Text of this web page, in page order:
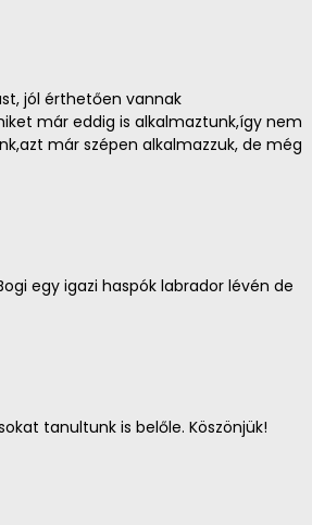
jól érthetően vannak
már eddig is alkalmaztunk,így nem
már szépen alkalmazzuk, de még
egy igazi haspók labrador lévén de
tanultunk is belőle. Köszönjük!